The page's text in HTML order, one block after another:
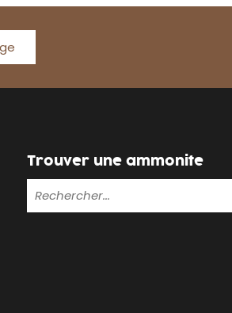
Trouver une ammonite